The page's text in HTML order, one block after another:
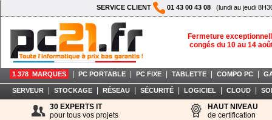
SERVICE CLIENT 01 43 00 43 08 (lundi au jeudi
Fermeture
congés du 10 au 14
1 378 MARQUES PC PORTABLE PC FIXE TABLETTE COMPO PC
SERVEUR STOCKAGE RÉSEAU SÉCURITÉ LOGICIEL CLOUD
30 EXPERTS IT
pour tous vos projets
HAUT NIVEAU
de certification